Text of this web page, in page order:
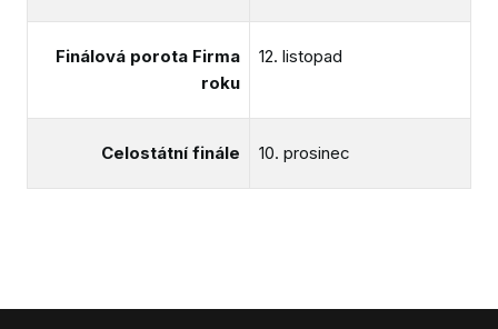
Finálová porota Firma
roku
12. listopad
Celostátní finále 10. prosinec